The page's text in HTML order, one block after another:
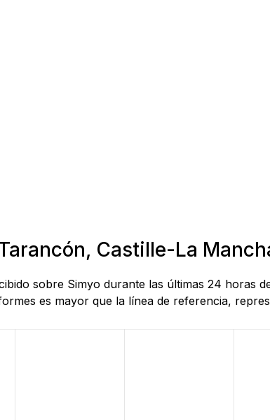
Castille-La
sobre Simyo durante las últimas 24 horas
es mayor que la línea de referencia,